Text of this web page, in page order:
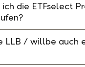
ich die ETFselect
LLB / willbe auch